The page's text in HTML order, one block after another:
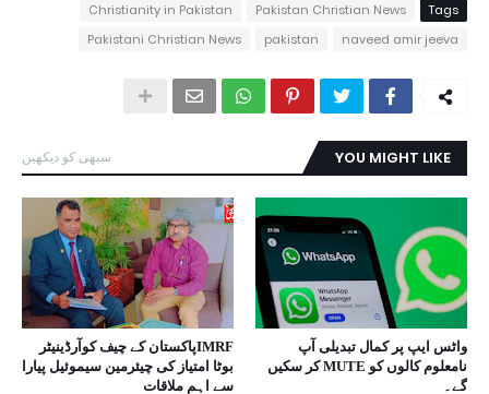
Tags
Pakistan Christian News
Christianity in Pakistan
naveed amir jeeva
pakistan
Pakistani Christian News
YOU MIGHT LIKE سبھی کو دیکھیں
واٹس ایپ پر کمال تبدیلی آپ
نامعلوم کالوں کو MUTE کر سکیں
گے۔
IMRFپاکستان کے چیف کوآرڈینیٹر
بوٹا امتیاز کی چیئرمین سیموئیل پیارا
سے اہم ملاقات